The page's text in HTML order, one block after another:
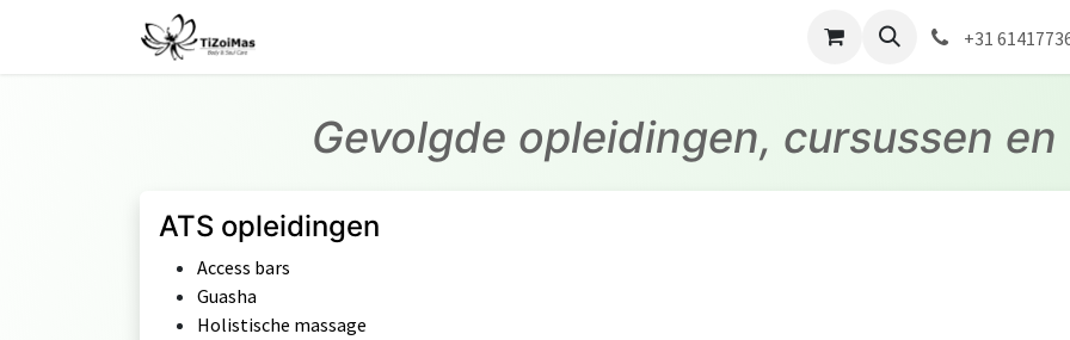
Overslaan naar inhoud
Blog +31
Gevolgde opleidingen, cursussen
ATS opleidingen
Access bars
Guasha
Holistische massage